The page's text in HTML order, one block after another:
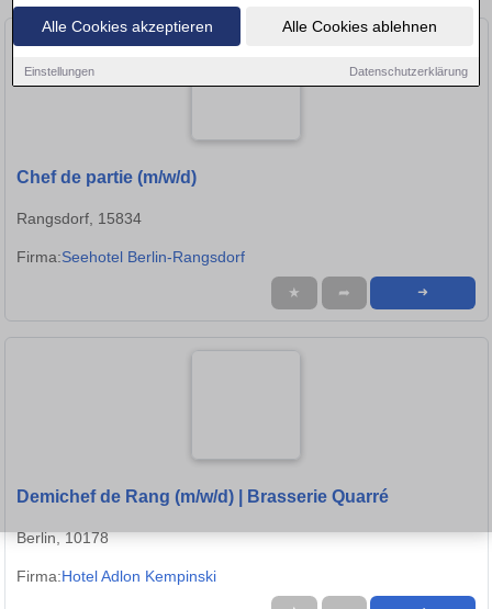
Alle Cookies akzeptieren Alle Cookies ablehnen
Einstellungen Datenschutzerklärung
Chef de partie (m/w/d)
Rangsdorf, 15834
Firma:Seehotel Berlin-Rangsdorf
★ ➦ ➜
Demichef de Rang (m/w/d) | Brasserie Quarré
Berlin, 10178
Firma:Hotel Adlon Kempinski